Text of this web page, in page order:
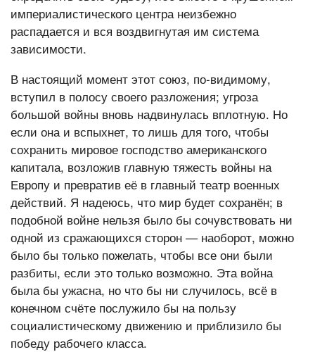
империалистического центра неизбежно
распадается и вся воздвигнутая им система
зависимости.
В настоящий момент этот союз, по-видимому,
вступил в полосу своего разложения; угроза
большой войны вновь надвинулась вплотную. Но
если она и вспыхнет, то лишь для того, чтобы
сохранить мировое господство американского
капитала, возложив главную тяжесть войны на
Европу и превратив её в главный театр военных
действий. Я надеюсь, что мир будет сохранён; в
подобной войне нельзя было бы сочувствовать ни
одной из сражающихся сторон — наоборот, можно
было бы только пожелать, чтобы все они были
разбиты, если это только возможно. Эта война
была бы ужасна, но что бы ни случилось, всё в
конечном счёте послужило бы на пользу
социалистическому движению и приблизило бы
победу рабочего класса.